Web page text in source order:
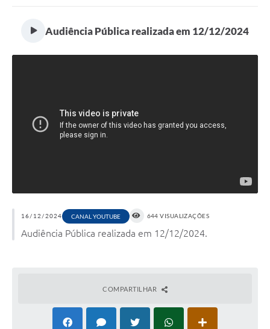
Audiência Pública realizada em 12/12/2024
16/12/2024 CANAL YOUTUBE 644 VISUALIZAÇÕES
Audiência Pública realizada em 12/12/2024.
COMPARTILHAR